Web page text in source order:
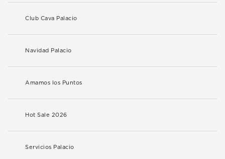
Club Cava Palacio
Navidad Palacio
Amamos los Puntos
Hot Sale 2026
Servicios Palacio